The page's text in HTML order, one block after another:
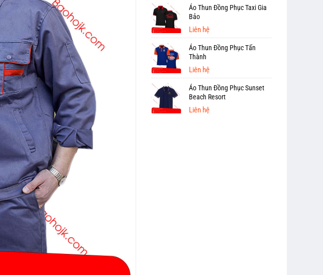
Áo Thun Đồng Phục Taxi Gia
Bảo
Liên hệ
Áo Thun Đồng Phục Tấn
Thành
Liên hệ
Áo Thun Đồng Phục Sunset
Beach Resort
Liên hệ